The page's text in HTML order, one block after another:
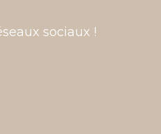
sociaux !